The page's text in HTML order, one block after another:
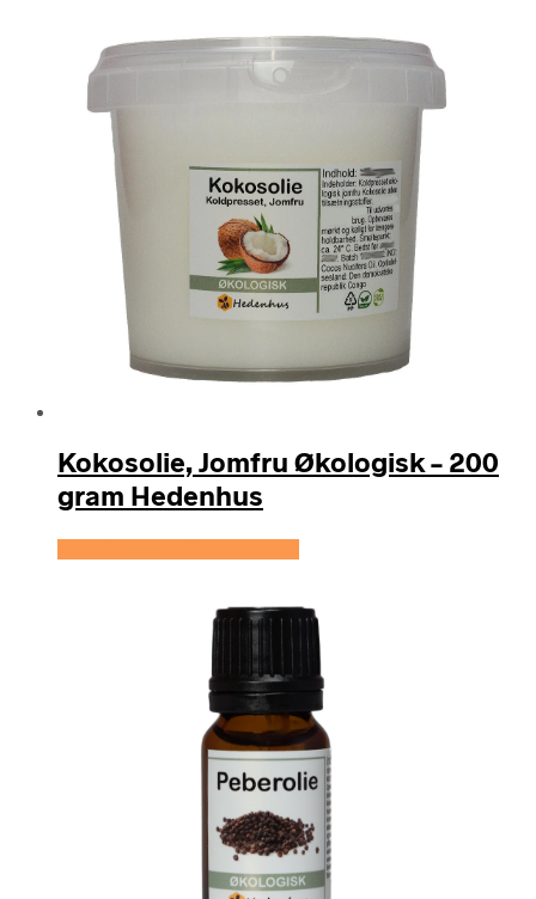
Kokosolie, Jomfru Økologisk – 200
gram Hedenhus